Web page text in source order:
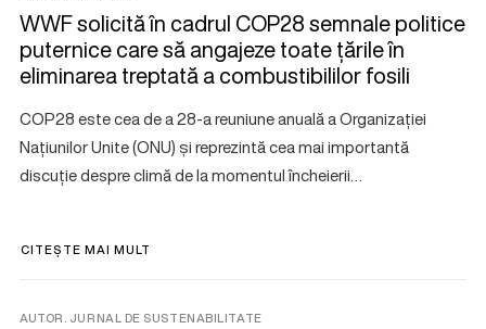
WWF solicită în cadrul COP28 semnale politice
puternice care să angajeze toate țările în
eliminarea treptată a combustibililor fosili
COP28 este cea de a 28-a reuniune anuală a Organizației
Națiunilor Unite (ONU) și reprezintă cea mai importantă
discuție despre climă de la momentul încheierii…
CITEȘTE MAI MULT
AUTOR. JURNAL DE SUSTENABILITATE